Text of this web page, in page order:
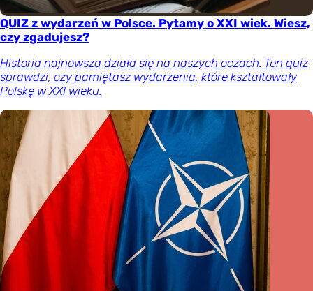
QUIZ z wydarzeń w Polsce. Pytamy o XXI wiek. Wiesz,
czy zgadujesz?
Historia najnowsza działa się na naszych oczach. Ten quiz
sprawdzi, czy pamiętasz wydarzenia, które kształtowały
Polskę w XXI wieku.